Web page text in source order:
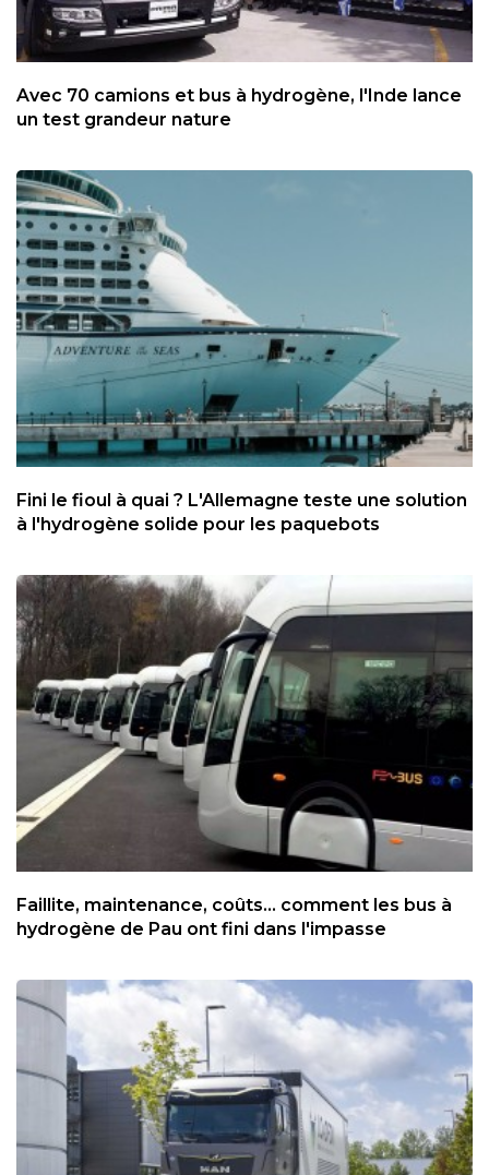
Avec 70 camions et bus à hydrogène, l'Inde lance
un test grandeur nature
Fini le fioul à quai ? L'Allemagne teste une solution
à l'hydrogène solide pour les paquebots
Faillite, maintenance, coûts... comment les bus à
hydrogène de Pau ont fini dans l'impasse